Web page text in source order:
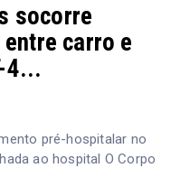
socorre
carro e
4...
pré-hospitalar no
ao hospital O Corpo